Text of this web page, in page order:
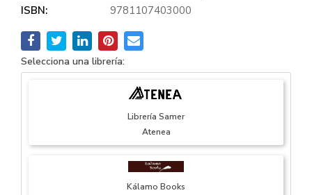
ISBN:
9781107403000
Selecciona una librería:
Librería Samer
Atenea
Kálamo Books